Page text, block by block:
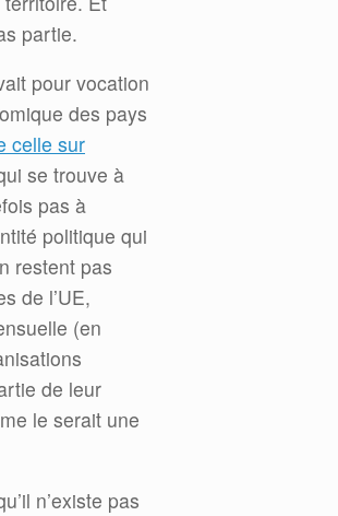
partie.
pour vocation
des pays
celle sur
se trouve à
pas à
politique qui
restent pas
de l’UE,
(en
de leur
le serait une
n’existe pas